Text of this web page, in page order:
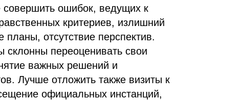
ошибок, ведущих к
критериев, излишний
отсутствие перспектив.
переоценивать свои
важных решений и
Лучше отложить также визиты к
официальных инстанций,